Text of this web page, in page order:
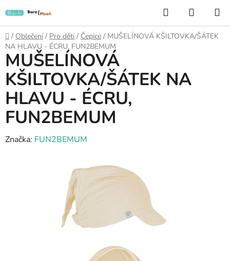
na
obsah
Hledat
KOŠÍK
Domů
/ Oblečení / Pro děti / Čepice / MUŠELÍNOVÁ KŠILTOVKA/ŠÁTEK
NA HLAVU - ÉCRU, FUN2BEMUM
MUŠELÍNOVÁ
KŠILTOVKA/ŠÁTEK NA
HLAVU - ÉCRU,
FUN2BEMUM
Značka: FUN2BEMUM